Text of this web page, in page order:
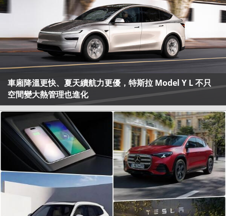
車廂降溫更快、夏天續航力更優，特斯拉 Model Y L 不只
空間變大熱管理也進化